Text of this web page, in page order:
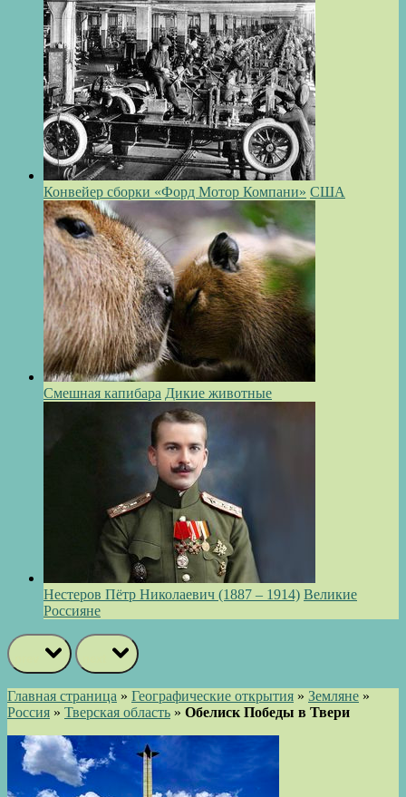
Конвейер сборки «Форд Мотор Компани» США
Смешная капибара Дикие животные
Нестеров Пётр Николаевич (1887 – 1914) Великие
Россияне
Главная страница » Географические открытия » Земляне »
Россия » Тверская область » Обелиск Победы в Твери